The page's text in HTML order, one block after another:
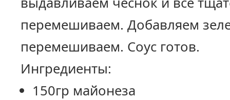
перемешиваем. Добавляем
перемешиваем. Соус готов.
Ингредиенты:
150гр майонеза